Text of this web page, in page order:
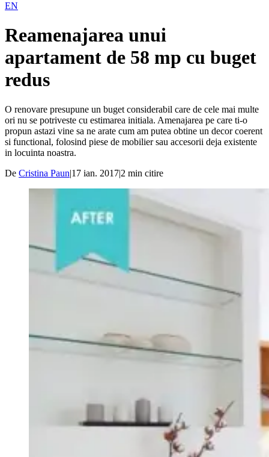
EN
Reamenajarea unui
apartament de 58 mp cu buget
redus
O renovare presupune un buget considerabil care de cele mai multe
ori nu se potriveste cu estimarea initiala. Amenajarea pe care ti-o
propun astazi vine sa ne arate cum am putea obtine un decor coerent
si functional, folosind piese de mobilier sau accesorii deja existente
in locuinta noastra.
De Cristina Paun|17 ian. 2017|2 min citire